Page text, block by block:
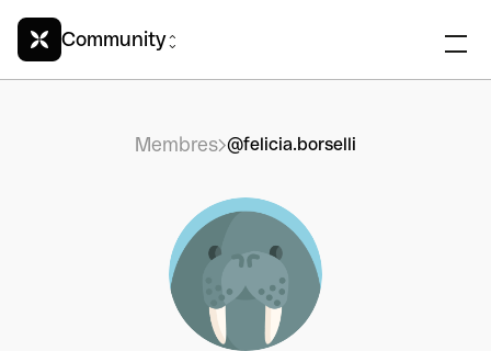
Community
Membres @felicia.borselli